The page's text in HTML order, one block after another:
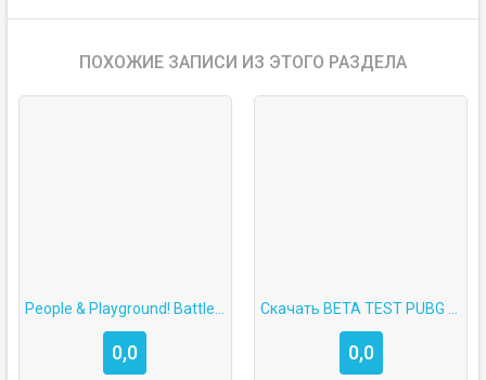
ПОХОЖИЕ ЗАПИСИ ИЗ ЭТОГО РАЗДЕЛА
0,0 0,0